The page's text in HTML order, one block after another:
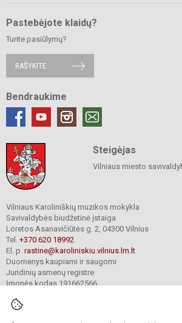
Pastebėjote klaidų?
Turite pasiūlymų?
RAŠYKITE
Bendraukime
Steigėjas
Vilniaus miesto
Vilniaus Karoliniškių muzikos mokykla
Savivaldybės biudžetinė įstaiga
Loretos Asanavičiūtės g. 2, 04300 Vilnius
Tel. +370 620 18992
El. p. rastine@karoliniskiu.vilnius.lm.lt
Duomenys kaupiami ir saugomi
Juridinių asmenų registre
Įmonės kodas 191662566